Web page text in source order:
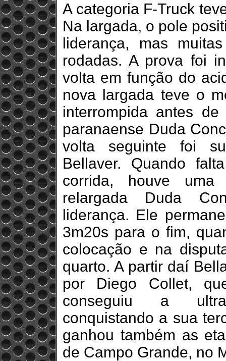
A categoria F-Truck
Na largada, o pole
liderança, mas
rodadas. A prova foi
volta em função do
nova largada teve o
interrompida antes
paranaense Duda
volta seguinte foi
Bellaver. Quando
corrida, houve
relargada Duda
liderança. Ele
3m20s para o fim,
colocação e na
quarto. A partir daí
por Diego Collet,
conseguiu a
conquistando a sua
ganhou também as
de Campo Grande, no